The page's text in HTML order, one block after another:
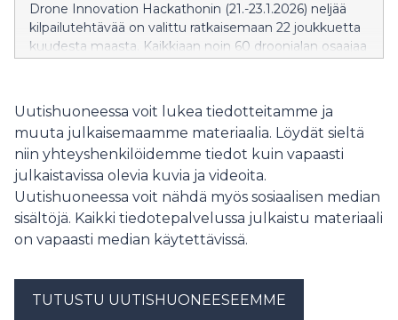
Drone Innovation Hackathonin (21.-23.1.2026) neljää
kilpailutehtävää on valittu ratkaisemaan 22 joukkuetta
kuudesta maasta. Kaikkiaan noin 60 droonialan osaajaa
Kolmipäiväinen hackathon kisaillaan Tampereella Nokia
Arenassa 21.-23. tammikuuta. (Kutsu medialle ja
asiasisällöiltään julkaisuvapaa tiedote)
Uutishuoneessa voit lukea tiedotteitamme ja
muuta julkaisemaamme materiaalia. Löydät sieltä
niin yhteyshenkilöidemme tiedot kuin vapaasti
julkaistavissa olevia kuvia ja videoita.
Uutishuoneessa voit nähdä myös sosiaalisen median
sisältöjä. Kaikki tiedotepalvelussa julkaistu materiaali
on vapaasti median käytettävissä.
TUTUSTU UUTISHUONEESEEMME